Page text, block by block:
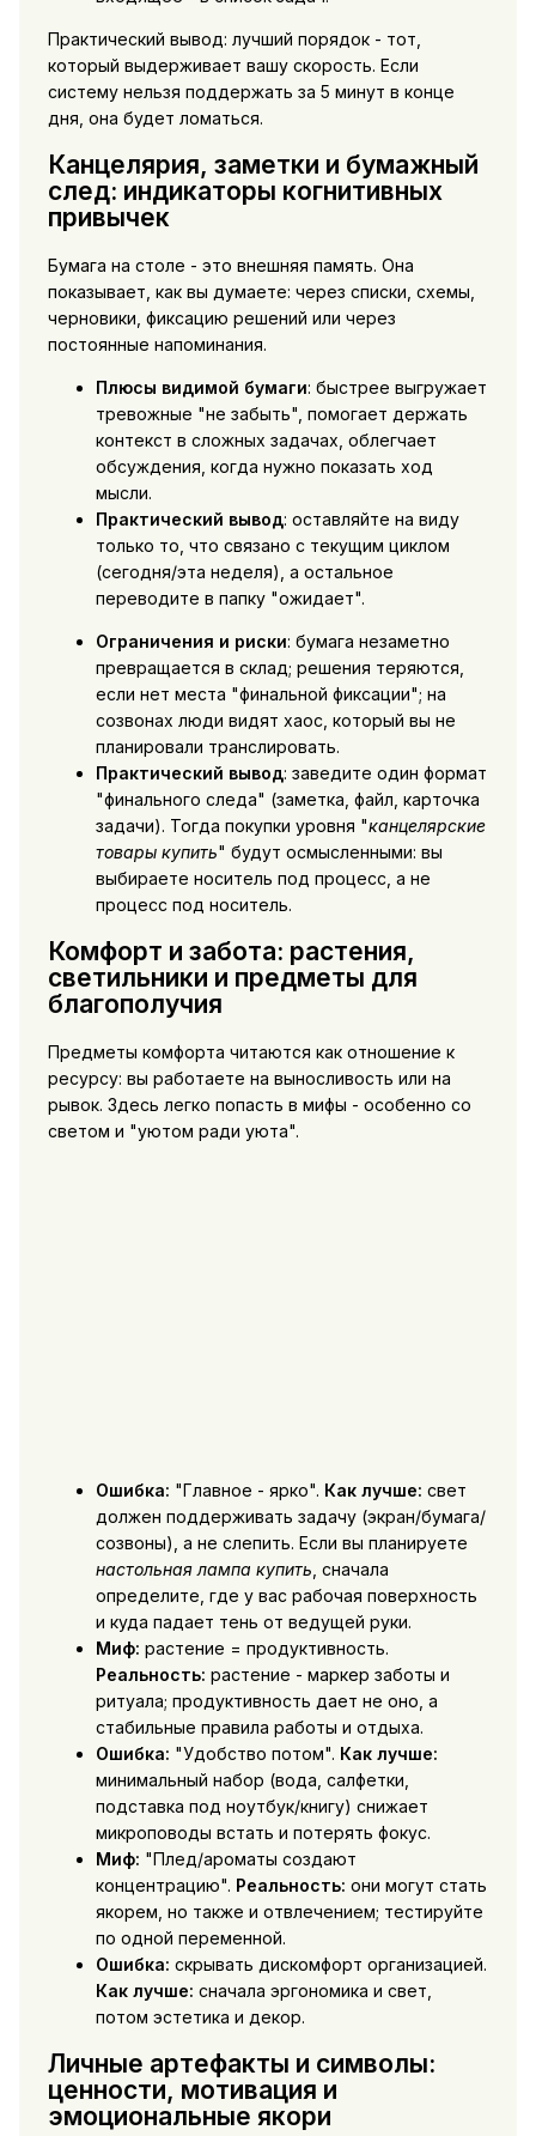
Практический вывод: лучший порядок - тот,
который выдерживает вашу скорость. Если
систему нельзя поддержать за 5 минут в конце
дня, она будет ломаться.
Канцелярия, заметки и бумажный
след: индикаторы когнитивных
привычек
Бумага на столе - это внешняя память. Она
показывает, как вы думаете: через списки, схемы,
черновики, фиксацию решений или через
постоянные напоминания.
Плюсы видимой бумаги: быстрее выгружает
тревожные "не забыть", помогает держать
контекст в сложных задачах, облегчает
обсуждения, когда нужно показать ход
мысли.
Практический вывод: оставляйте на виду
только то, что связано с текущим циклом
(сегодня/эта неделя), а остальное
переводите в папку "ожидает".
Ограничения и риски: бумага незаметно
превращается в склад; решения теряются,
если нет места "финальной фиксации"; на
созвонах люди видят хаос, который вы не
планировали транслировать.
Практический вывод: заведите один формат
"финального следа" (заметка, файл, карточка
задачи). Тогда покупки уровня "канцелярские
товары купить" будут осмысленными: вы
выбираете носитель под процесс, а не
процесс под носитель.
Комфорт и забота: растения,
светильники и предметы для
благополучия
Предметы комфорта читаются как отношение к
ресурсу: вы работаете на выносливость или на
рывок. Здесь легко попасть в мифы - особенно со
светом и "уютом ради уюта".
Ошибка: "Главное - ярко". Как лучше: свет
должен поддерживать задачу (экран/бумага/
созвоны), а не слепить. Если вы планируете
настольная лампа купить , сначала
определите, где у вас рабочая поверхность
и куда падает тень от ведущей руки.
Миф: растение = продуктивность.
Реальность: растение - маркер заботы и
ритуала; продуктивность дает не оно, а
стабильные правила работы и отдыха.
Ошибка: "Удобство потом". Как лучше:
минимальный набор (вода, салфетки,
подставка под ноутбук/книгу) снижает
микроповоды встать и потерять фокус.
Миф: "Плед/ароматы создают
концентрацию". Реальность: они могут стать
якорем, но также и отвлечением; тестируйте
по одной переменной.
Ошибка: скрывать дискомфорт организацией.
Как лучше: сначала эргономика и свет,
потом эстетика и декор.
Личные артефакты и символы:
ценности, мотивация и
эмоциональные якори